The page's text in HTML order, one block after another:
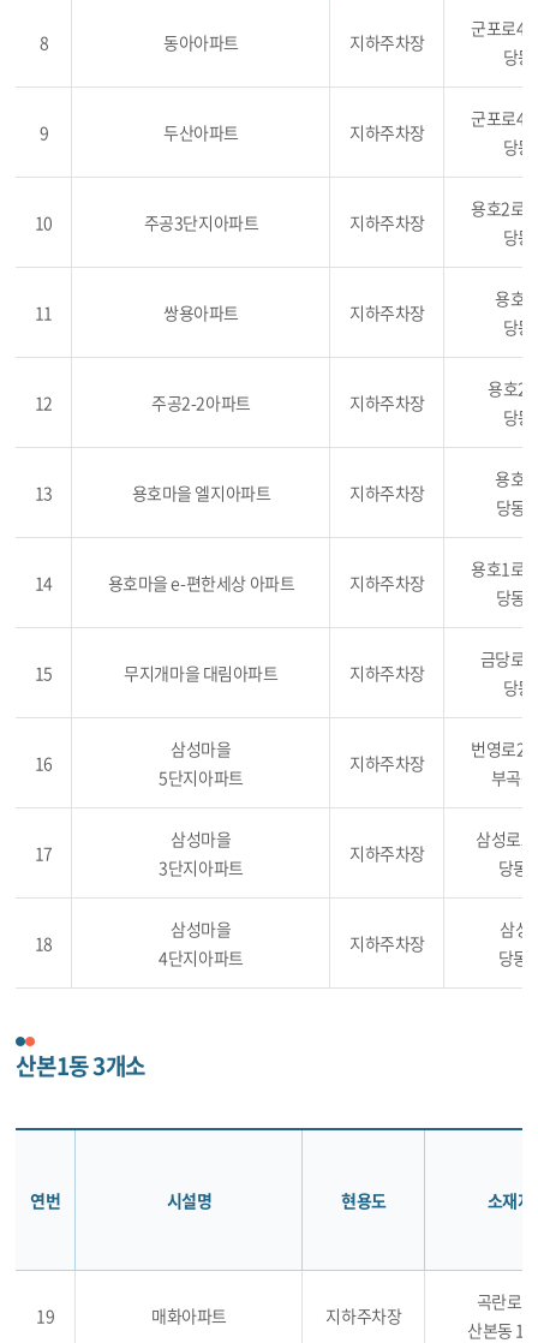
8 동아아파트 지하주차장
군포로
당
9 두산아파트 지하주차장
군포로
당
10 주공3단지아파트 지하주차장
용호2로
당
11 쌍용아파트 지하주차장
용호
당
12 주공2-2아파트 지하주차장
용호2
당
13 용호마을 엘지아파트 지하주차장
용호
당동
14 용호마을 e-편한세상 아파트 지하주차장
용호1로
당동
15 무지개마을 대림아파트 지하주차장
금당로
당
16
삼성마을
5단지아파트
지하주차장
번영로
부곡
17
삼성마을
3단지아파트
지하주차장
삼성로
당동
18
삼성마을
4단지아파트
지하주차장
삼성
당동
산본1동 3개소
연번 시설명 현용도 소재지
19 매화아파트 지하주차장
곡란로
산본동